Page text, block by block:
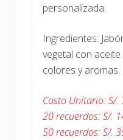
personalizada.
Ingredientes:
vegetal con
colores y aromas.
Costo Unitario: S/.
20 recuerdos: S/.
50 recuerdos: S/.